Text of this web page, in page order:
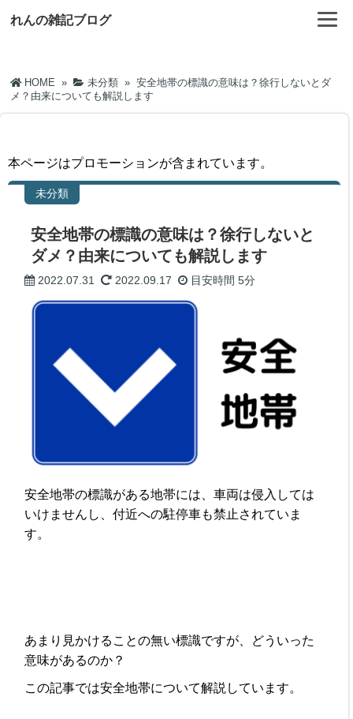
れんの雑記ブログ
HOME » 未分類 » 安全地帯の標識の意味は？徐行しないとダ
メ？由来についても解説します
本ページはプロモーションが含まれています。
未分類
安全地帯の標識の意味は？徐行しないと
ダメ？由来についても解説します
2022.07.31 2022.09.17 目安時間5分
安全地帯の標識がある地帯には、車両は侵入しては
いけませんし、付近への駐停車も禁止されていま
す。
あまり見かけることの無い標識ですが、どういった
意味があるのか？
この記事では安全地帯について解説しています。